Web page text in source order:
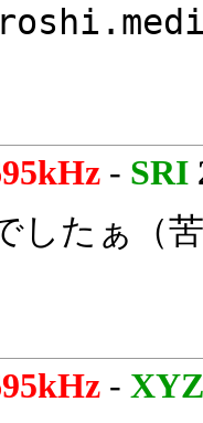
- SRI
したぁ（
- XYZ